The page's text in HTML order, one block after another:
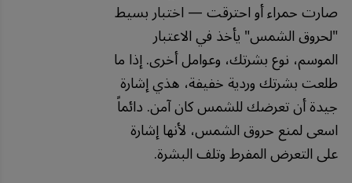
صارت حمراء أو احترقت — اختبار بسيط
"لحروق الشمس" يأخذ في الاعتبار
الموسم، نوع بشرتك، وعوامل أخرى. إذا ما
طلعت بشرتك وردية خفيفة، هذي إشارة
جيدة أن تعرضك للشمس كان آمن. دائماً
اسعى لمنع حروق الشمس، لأنها إشارة
على التعرض المفرط وتلف البشرة.